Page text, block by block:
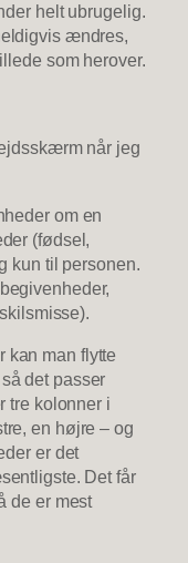
helt ubrugelig.
ændres,
som herover.
når jeg
om en
(fødsel,
til personen.
kan man flytte
det passer
tre kolonner i
en højre – og
er det
Det får
de er mest